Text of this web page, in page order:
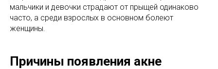
мальчики и девочки страдают от прыщей одинаково
часто, а среди взрослых в основном болеют
женщины.
Причины появления акне